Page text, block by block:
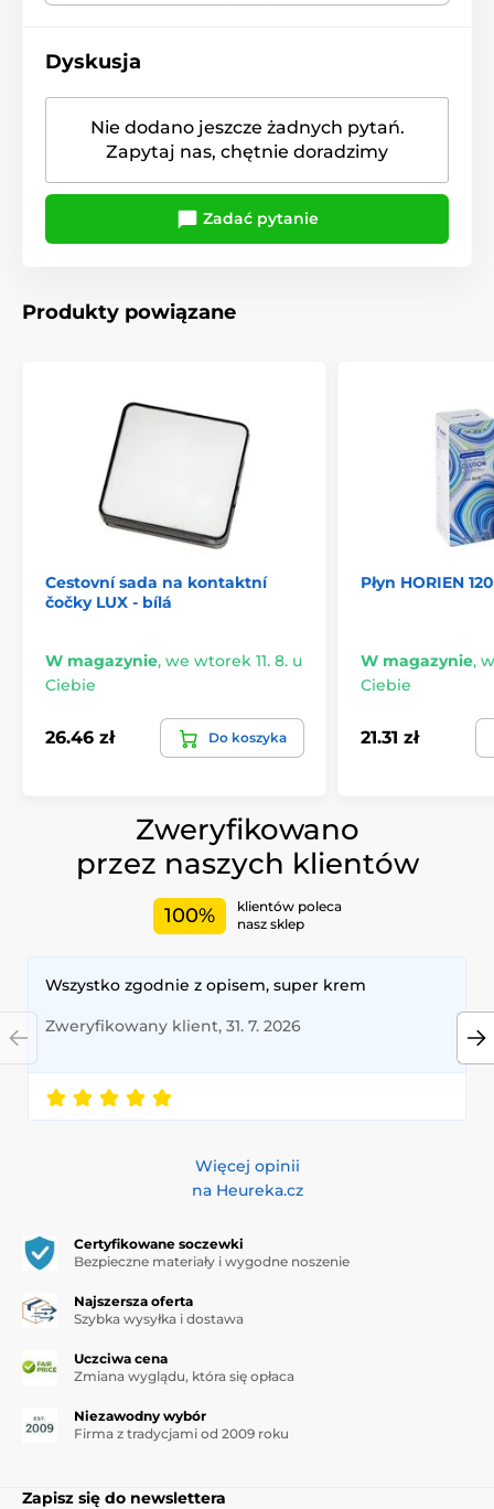
Dyskusja
Nie dodano jeszcze żadnych pytań.
Zapytaj nas, chętnie doradzimy
Zadać pytanie
Produkty powiązane
Cestovní sada na kontaktní
čočky LUX - bílá
W magazynie, we wtorek 11. 8. u
Ciebie
26.46 zł Do koszyka
Płyn HORIEN
W magazynie,
Ciebie
21.31 zł
Zweryfikowano
przez naszych klientów
100%
klientów poleca
nasz sklep
Wszystko zgodnie z opisem, super krem
Zweryfikowany klient, 31. 7. 2026
Więcej opinii
na Heureka.cz
Certyfikowane soczewki
Bezpieczne materiały i wygodne noszenie
Najszersza oferta
Szybka wysyłka i dostawa
Uczciwa cena
Zmiana wyglądu, która się opłaca
Niezawodny wybór
Firma z tradycjami od 2009 roku
Zapisz się do newslettera